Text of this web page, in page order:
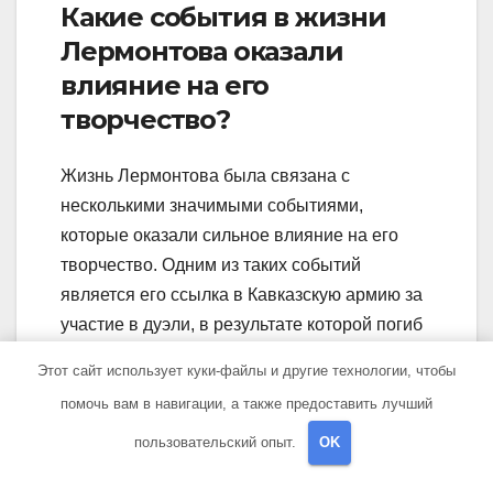
Какие события в жизни
Лермонтова оказали
влияние на его
творчество?
Жизнь Лермонтова была связана с
несколькими значимыми событиями,
которые оказали сильное влияние на его
творчество. Одним из таких событий
является его ссылка в Кавказскую армию за
участие в дуэли, в результате которой погиб
Лермонтова на написание стихотворения
«Смерть поэта». Также стоит упомянуть его
поездки по Кавказу, где он участвовал в
Этот сайт использует куки-файлы и другие технологии, чтобы
помочь вам в навигации, а также предоставить лучший
пользовательский опыт. OK